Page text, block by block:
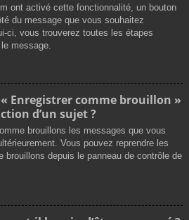
ont activé cette fonctionnalité, un bouton
du message que vous souhaitez
ci, vous trouverez toutes les étapes
message.
Enregistrer comme brouillon »
d’un sujet ?
brouillons les messages que vous
Vous pouvez reprendre les
brouillons depuis le panneau de contrôle de